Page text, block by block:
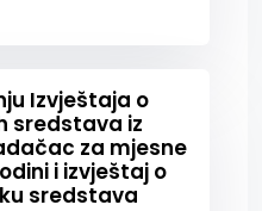
Izvještaja o
sredstava iz
za mjesne
i izvještaj o
sredstava